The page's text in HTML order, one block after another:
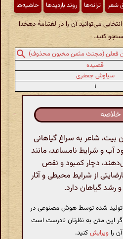
شعر ترانه‌ها روند بازدیدها حاشیه‌ها
می‌توانید آن را در لغتنامهٔ دهخدا
کنید.
فعلن (مجتث مثمن مخبون محذوف)
قصیده
سیاوش جعفری
۱
خلاصه
شاعر به سراغ گیاهانی
آب و شرایط نامساعد، مانند
دچار کمبود و نقص
از شرایط محیطی و آثار
رشد گیاهان دارد.
شده توسط هوش مصنوعی در
اگر این متن به نظرتان نادرست است
را ویرایشکنید.